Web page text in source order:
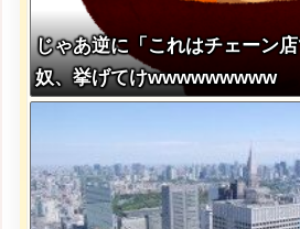
じゃあ逆に「これはチェーン
奴、挙げてけwwwwwwwww